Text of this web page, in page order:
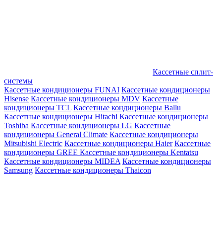
Кассетные сплит-
системы
Кассетные кондиционеры FUNAI Кассетные кондиционеры
Hisense Кассетные кондиционеры MDV Кассетные
кондиционеры TCL Кассетные кондиционеры Ballu
Кассетные кондиционеры Hitachi Кассетные кондиционеры
Toshiba Кассетные кондиционеры LG Кассетные
кондиционеры General Climate Кассетные кондиционеры
Mitsubishi Electric Кассетные кондиционеры Haier Кассетные
кондиционеры GREE Кассетные кондиционеры Kentatsu
Кассетные кондиционеры MIDEA Кассетные кондиционеры
Samsung Кассетные кондиционеры Thaicon